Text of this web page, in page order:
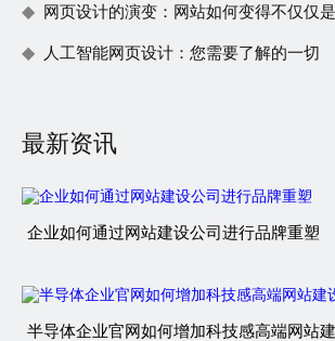
网页设计的演变：网站如何变得不仅仅
人工智能网页设计：您需要了解的一切
最新资讯
企业如何通过网站建设公司进行品牌重塑
半导体企业官网如何增加科技感高端网站